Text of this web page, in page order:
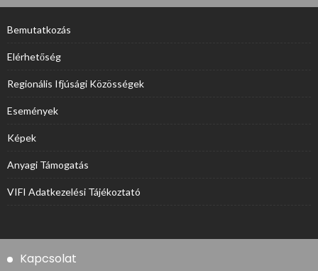
Bemutatkozás
Elérhetőség
Regionális Ifjúsági Közösségek
Események
Képek
Anyagi Támogatás
VIFI Adatkezelési Tájékoztató
Kapcsolat